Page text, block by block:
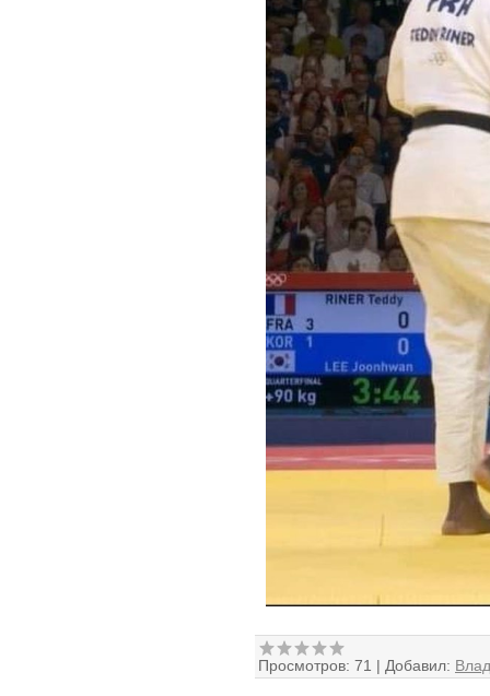
Просмотров: 71 | Добавил: